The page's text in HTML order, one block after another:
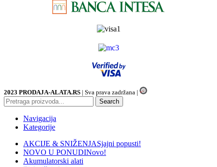
2023 PRODAJA-ALATA.RS | Sva prava zadržana |
Search
Navigacija
Kategorije
AKCIJE & SNIŽENJASjajni popusti!
NOVO U PONUDINovo!
Akumulatorski alati